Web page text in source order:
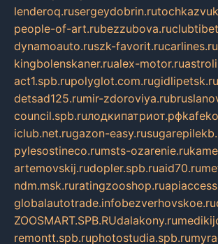
lenderoq.rusergeydobrin.ru
people-of-art.rubezzubova.ru
dynamoauto.ruszk-favorit.rucarlines.ru
kingbolenskaner.rualex-motor.ru
act1.spb.rupolyglot.com.rugidlipetsk.ru
detsad125.rumir-zdoroviya.ru
council.spb.ruлодкипатриот.рф
iclub.net.rugazon-easy.ru
pylesostineco.rumsts-ozarenie.ru
artemovskij.rudopler.spb.ruaid70.ru
ndm.msk.ruratingzooshop.ru
globalautotrade.infobezverhovskoe.ru
ZOOSMART.SPB.RUdalakony.ru
remontt.spb.ruphotostudia.spb.ru